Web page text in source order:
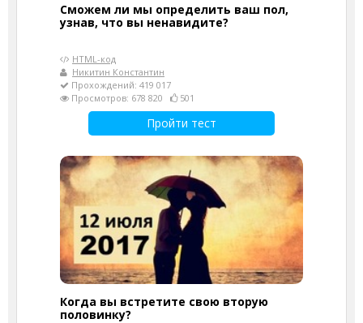
Сможем ли мы определить ваш пол,
узнав, что вы ненавидите?
HTML-код
Никитин Константин
Прохождений: 419 017
Просмотров: 678 820
501
Пройти тест
Когда вы встретите свою вторую
половинку?